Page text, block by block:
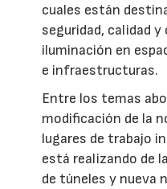
cuales están
seguridad, calidad y
iluminación en
e infraestructuras.
Entre los temas
modificación de la
lugares de trabajo
está realizando de
de túneles y nueva